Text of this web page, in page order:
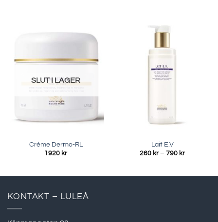
SLUT I LAGER
Crème Dermo-RL
1920 kr
Lait E.V
260 kr – 790 kr
KONTAKT – LULEÅ